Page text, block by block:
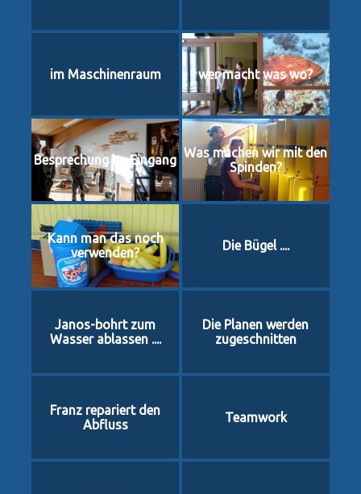
im Maschinenraum wer macht was wo?
Besprechung im Eingang Was machen wir mit den
Spinden?
Kann man das noch
verwenden?
Die Bügel ....
Janos-bohrt zum
Wasser ablassen ....
Die Planen werden
zugeschnitten
Franz repariert den
Abfluss
Teamwork